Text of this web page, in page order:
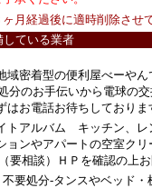
ている業者
密着型の便利屋べーやん
分のお手伝いから電球の
はお電話お待ちしており
アルバム キッチン、レ
ョンやアパートの空室ク
要相談）ＨＰを確認の上
要処分-タンスやベッド・